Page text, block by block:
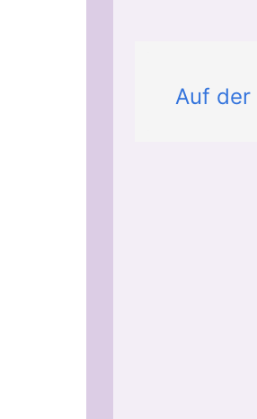
Auf der